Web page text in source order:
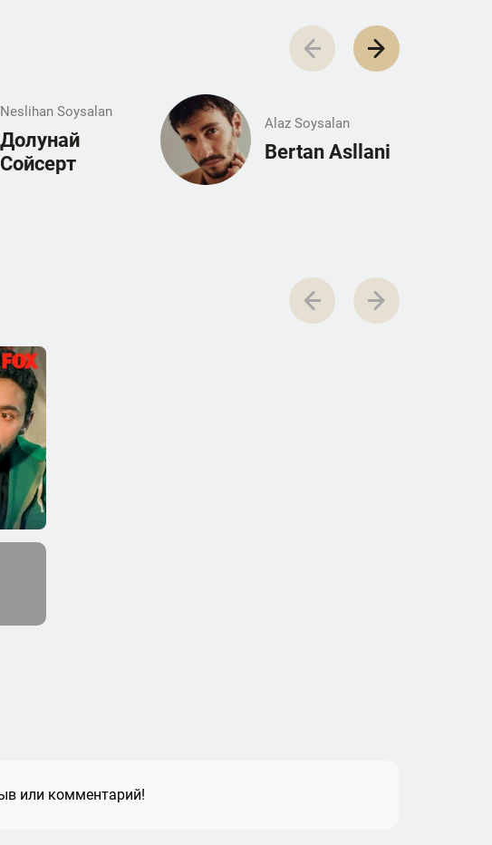
Neslihan Soysalan
Долунай
Сойсерт
Alaz Soysalan
Bertan Asllani
или комментарий!